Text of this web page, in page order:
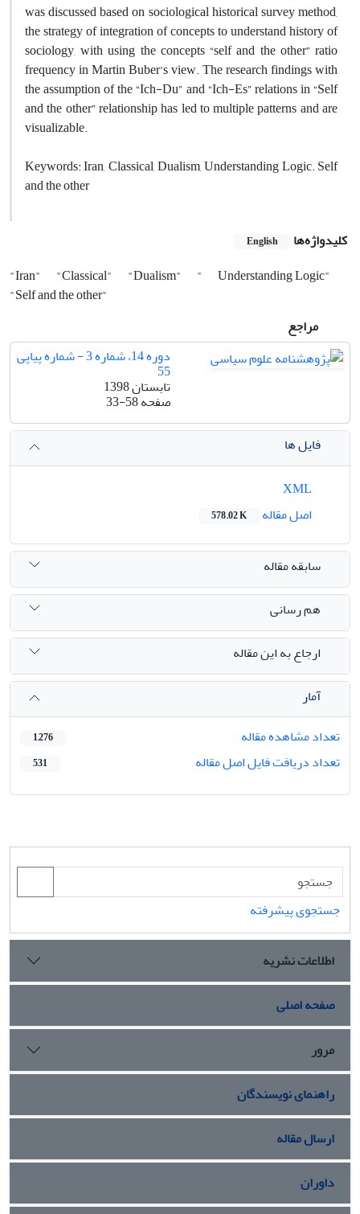
was discussed based on sociological historical survey method,
the strategy of integration of concepts to understand history of
sociology, with using the concepts “self and the other” ratio
frequency in Martin Buber’s view. The research findings with
the assumption of the “Ich-Du” and “Ich-Es” relations in “Self
and the other” relationship has led to multiple patterns and are
visualizable.
Keywords: Iran, Classical, Dualism, Understanding Logic. Self
and the other
کلیدواژه‌ها English
"Iran" "Classical" "Dualism" "
Understanding Logic"
"Self and the other"
مراجع
دوره 14، شماره 3 - شماره پیاپی
55
تابستان 1398
صفحه33-58
فایل ها
اصل مقاله
578.02 K
سابقه مقاله
هم رسانی
ارجاع به این مقاله
آمار
تعداد مشاهده مقاله
1,276
تعداد دریافت فایل اصل مقاله 531
جستجوی پیشرفته
اطلاعات نشریه
صفحه اصلی
مرور
راهنمای نویسندگان
ارسال مقاله
داوران